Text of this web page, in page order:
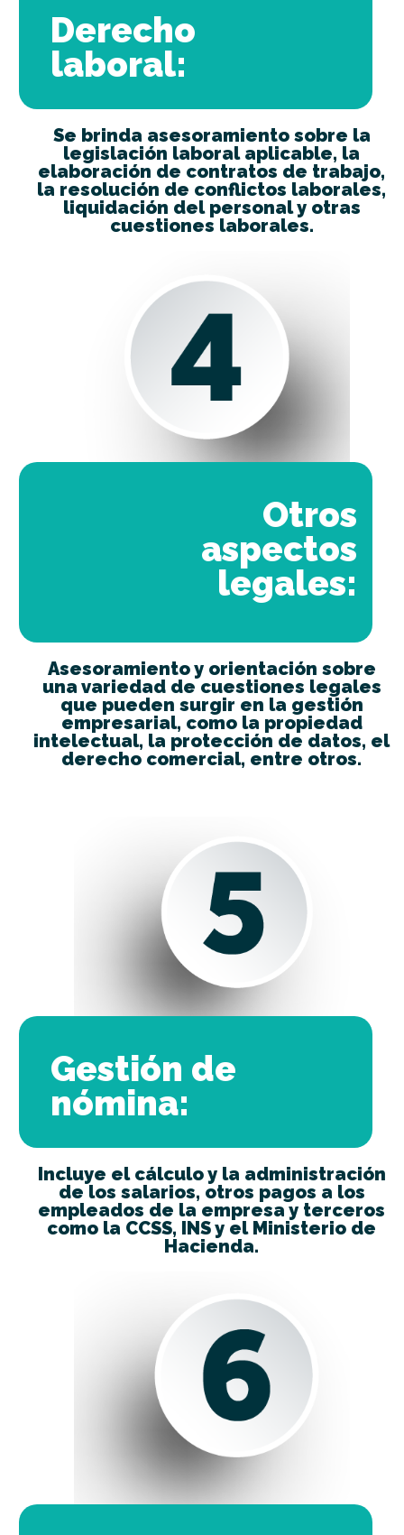
Derecho
laboral:
Se brinda asesoramiento sobre la
legislación laboral aplicable, la
elaboración de contratos de trabajo,
la resolución de conflictos laborales,
liquidación del personal y otras
cuestiones laborales.
Otros
aspectos
legales:
Asesoramiento y orientación sobre
una variedad de cuestiones legales
que pueden surgir en la gestión
empresarial, como la propiedad
intelectual, la protección de datos, el
derecho comercial, entre otros.
Gestión de
nómina:
Incluye el cálculo y la administración
de los salarios, otros pagos a los
empleados de la empresa y terceros
como la CCSS, INS y el Ministerio de
Hacienda.